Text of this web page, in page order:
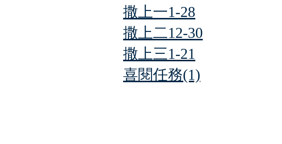
撒上一1-28
撒上二12-30
撒上三1-21
喜閱任務(1)